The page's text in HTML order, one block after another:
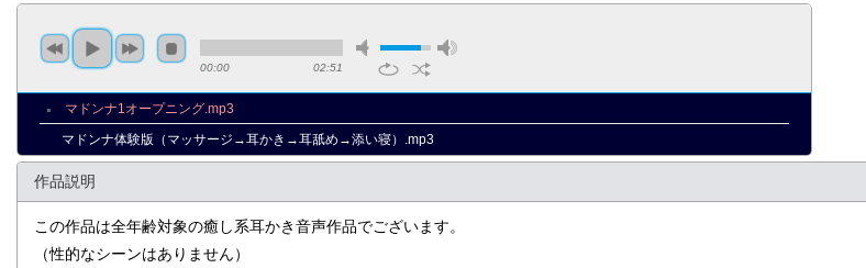
00:00 02:51
マドンナ1オープニング.mp3
マドンナ体験版（マッサージ→耳かき→耳舐め→添い寝）.mp3
作品説明
この作品は全年齢対象の癒し系耳かき音声作品でございます。
（性的なシーンはありません）